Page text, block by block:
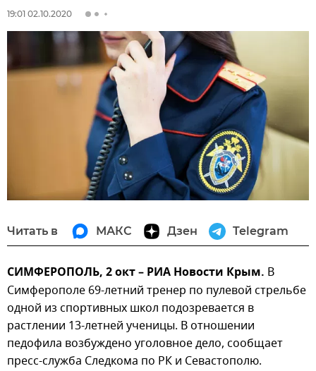
19:01 02.10.2020
Читать в МАКС Дзен Telegram
СИМФЕРОПОЛЬ, 2 окт – РИА Новости Крым. В
Симферополе 69-летний тренер по пулевой стрельбе
одной из спортивных школ подозревается в
растлении 13-летней ученицы. В отношении
педофила возбуждено уголовное дело, сообщает
пресс-служба Следкома по РК и Севастополю.